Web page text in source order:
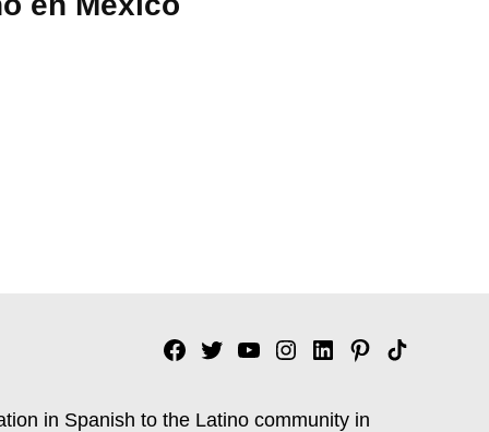
Facebook
TwitterYouTubeInstagram
Linkedin
Pinterest
Tik
in Spanish to the Latino community in